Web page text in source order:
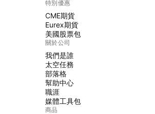
特別優惠
CME期貨
Eurex期貨
美國股票包
關於公司
我們是誰
太空任務
部落格
幫助中心
職涯
媒體工具包
商品